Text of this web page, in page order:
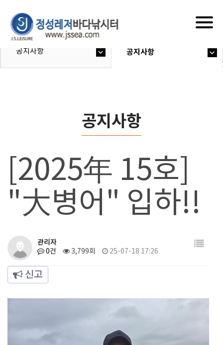
공지사항 공지사항
공지사항
[2025年 15호]
"大병어" 입하!!
관리자
0건 3,799회 25-07-18 17:26
신고